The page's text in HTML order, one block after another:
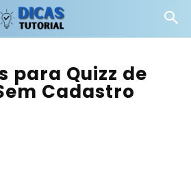
para Quizz de
Cadastro